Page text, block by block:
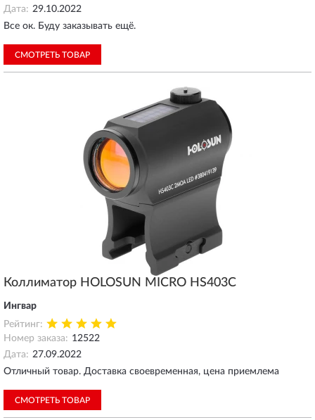
Дата: 29.10.2022
Все ок. Буду заказывать ещё.
СМОТРЕТЬ ТОВАР
Коллиматор HOLOSUN MICRO HS403C
Ингвар
Рейтинг:
Номер заказа: 12522
Дата: 27.09.2022
Отличный товар. Доставка своевременная, цена приемлема
СМОТРЕТЬ ТОВАР